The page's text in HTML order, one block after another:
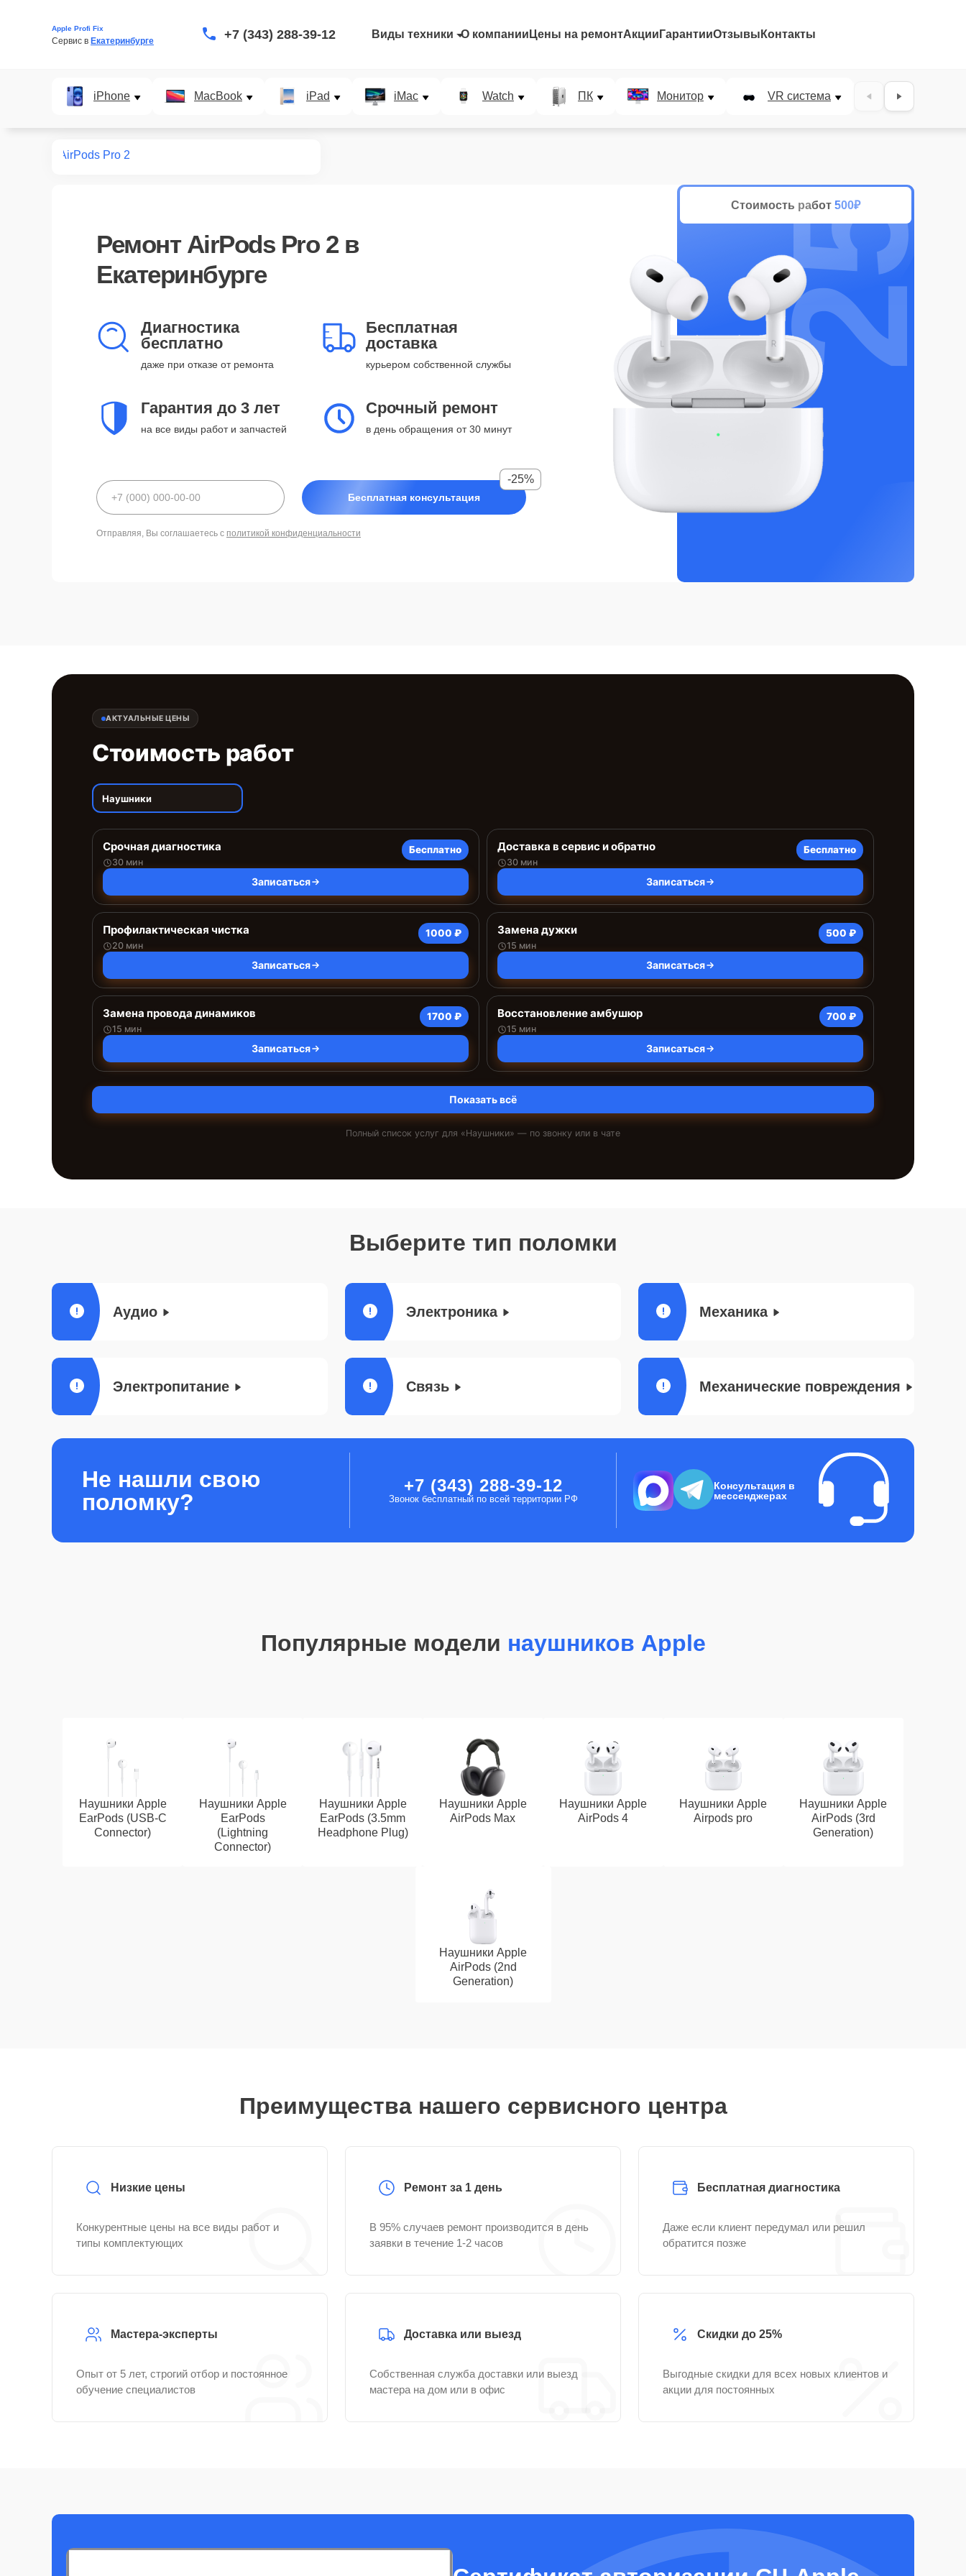
Apple Profi Fix
Сервис в Екатеринбурге +7 (343) 288-39-12 Виды техники О компании Цены на ремонтАкции ГарантииОтзывы Контакты
iPhone MacBook iPad iMac Watch ПК Монитор VR система Наушники
AirPods Pro 2
Ремонт AirPods Pro 2в
Екатеринбурге
Диагностика
бесплатно
даже при отказе от ремонта
Бесплатная
доставка
курьером собственной службы
Гарантия до 3 лет
на все виды работ и запчастей
Срочный ремонт
в день обращения от 30 минут
Бесплатная консультация
-25%
Отправляя, Вы соглашаетесь с политикой конфиденциальности
Стоимость работ 500₽
25%
АКТУАЛЬНЫЕ ЦЕНЫ
Стоимость работ
Наушники
Срочная диагностика
30 мин
Бесплатно
Записаться
Доставка в сервис и обратно
30 мин
Бесплатно
Записаться
Профилактическая чистка
20 мин
1000 ₽
Записаться
Замена дужки
15 мин
500 ₽
Записаться
Замена провода динамиков
15 мин
1700 ₽
Записаться
Восстановление амбушюр
15 мин
700 ₽
Записаться
Показать всё
Полный список услуг для «Наушники» — по звонку или в чате
Выберите тип поломки
Аудио Электроника Механика
Электропитание Связь Механические повреждения
Не нашли свою
поломку?
+7 (343) 288-39-12
Звонок бесплатный по всей территории РФ
Консультация в
мессенджерах
Популярные модели наушников Apple
Наушники Apple
EarPods (USB-C
Connector)
Наушники Apple
EarPods
(Lightning
Connector)
Наушники Apple
EarPods (3.5mm
Headphone Plug)
Наушники Apple
AirPods Max
Наушники Apple
AirPods 4
Наушники Apple
Airpods pro
Наушники Apple
AirPods (3rd
Generation)
Наушники Apple
AirPods (2nd
Generation)
Преимущества нашего сервисного центра
Низкие цены
Конкурентные цены на все виды работ и
типы комплектующих
Ремонт за 1 день
В 95% случаев ремонт производится в день
заявки в течение 1-2 часов
Бесплатная диагностика
Даже если клиент передумал или решил
обратится позже
Мастера-эксперты
Опыт от 5 лет, строгий отбор и постоянное
обучение специалистов
Доставка или выезд
Собственная служба доставки или выезд
мастера на дом или в офис
Скидки до 25%
Выгодные скидки для всех новых клиентов и
акции для постоянных